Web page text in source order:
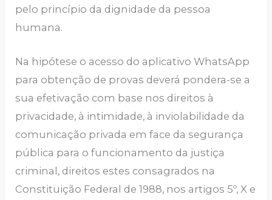
pelo princípio da dignidade da pessoa
humana.
Na hipótese o acesso do aplicativo WhatsApp
para obtenção de provas deverá pondera-se a
sua efetivação com base nos direitos à
privacidade, à intimidade, à inviolabilidade da
comunicação privada em face da segurança
pública para o funcionamento da justiça
criminal, direitos estes consagrados na
Constituição Federal de 1988, nos artigos 5º, X e